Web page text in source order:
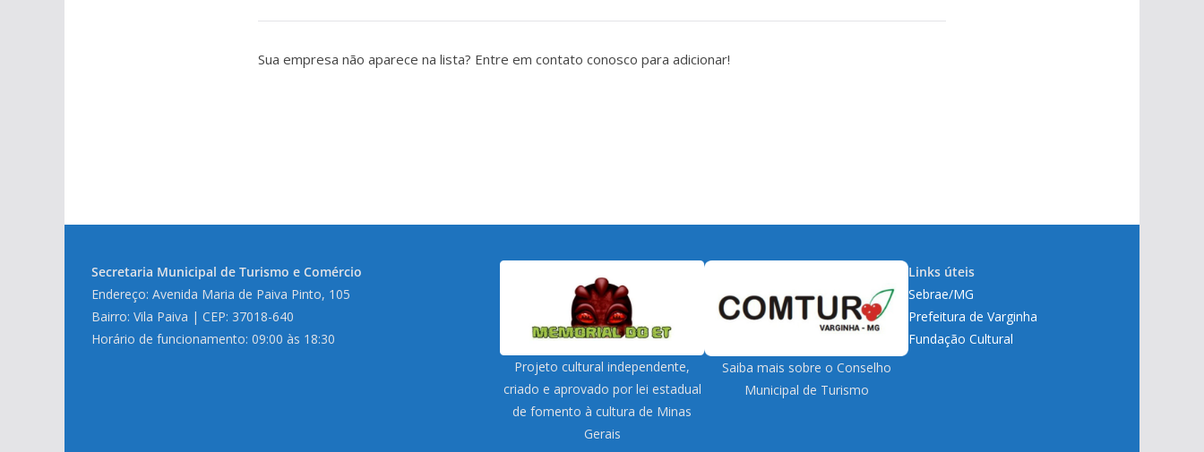
Sua empresa não aparece na lista? Entre em contato conosco para adicionar!
Secretaria Municipal de Turismo e Comércio
Endereço: Avenida Maria de Paiva Pinto, 105
Bairro: Vila Paiva | CEP: 37018-640
Horário de funcionamento: 09:00 às 18:30
Projeto cultural independente,
criado e aprovado por lei estadual
de fomento à cultura de Minas
Gerais
Saiba mais sobre o Conselho
Municipal de Turismo
Links úteis
Sebrae/MG
Prefeitura de Varginha
Fundação Cultural